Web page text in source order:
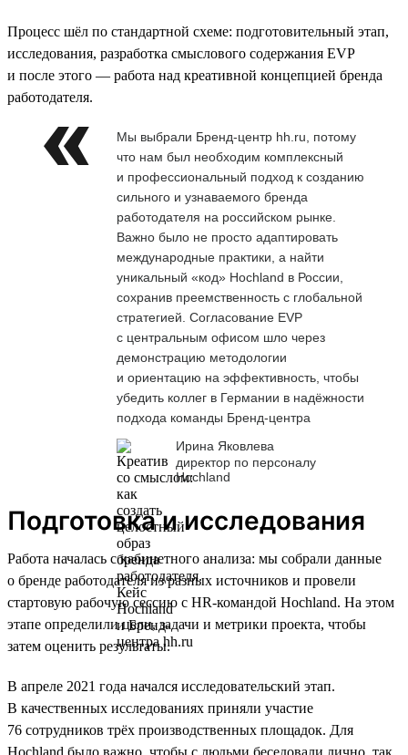
Процесс шёл по стандартной схеме: подготовительный этап,
исследования, разработка смыслового содержания EVP
и после этого — работа над креативной концепцией бренда
работодателя.
Мы выбрали Бренд-центр hh.ru, потому
что нам был необходим комплексный
и профессиональный подход к созданию
сильного и узнаваемого бренда
работодателя на российском рынке.
Важно было не просто адаптировать
международные практики, а найти
уникальный «код» Hochland в России,
сохранив преемственность с глобальной
стратегией. Согласование EVP
с центральным офисом шло через
демонстрацию методологии
и ориентацию на эффективность, чтобы
убедить коллег в Германии в надёжности
подхода команды Бренд-центра
Ирина Яковлева
директор по персоналу
Hochland
Подготовка и исследования
Работа началась с кабинетного анализа: мы собрали данные
о бренде работодателя из разных источников и провели
стартовую рабочую сессию с HR-командой Hochland. На этом
этапе определили цели, задачи и метрики проекта, чтобы
затем оценить результаты.
В апреле 2021 года начался исследовательский этап.
В качественных исследованиях приняли участие
76 сотрудников трёх производственных площадок. Для
Hochland было важно, чтобы с людьми беседовали лично, так